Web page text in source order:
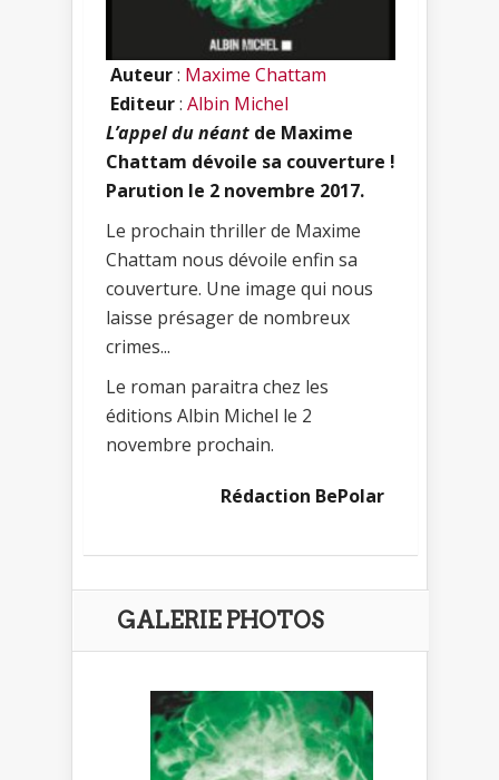
Auteur: Maxime Chattam
Editeur: Albin Michel
L’appel du néant de Maxime
Chattam dévoile sa couverture !
Parution le 2 novembre 2017.
Le prochain thriller de Maxime
Chattam nous dévoile enfin sa
couverture. Une image qui nous
laisse présager de nombreux
crimes...
Le roman paraitra chez les
éditions Albin Michel le 2
novembre prochain.
Rédaction BePolar
GALERIE PHOTOS